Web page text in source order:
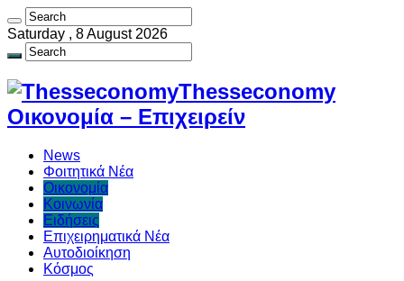
Saturday , 8 August 2026
Thesseconomy
Οικονομία – Επιχειρείν
News
Φοιτητικά Νέα
Οικονομία
Κοινωνία
Ειδήσεις
Επιχειρηματικά Νέα
Αυτοδιοίκηση
Κόσμος